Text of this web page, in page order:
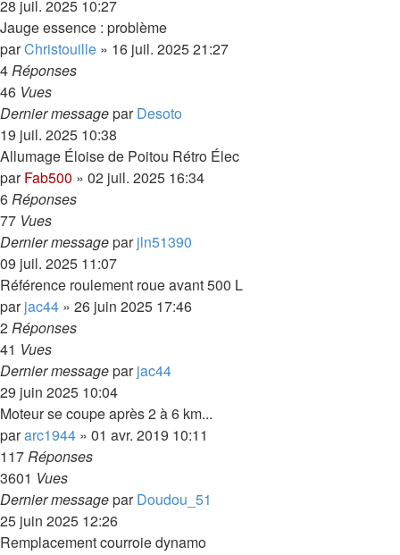
28 juil. 2025 10:27
Jauge essence : problème
parChristouille » 16 juil. 2025 21:27
4Réponses
46 Vues
Dernier messageparDesoto
19 juil. 2025 10:38
Allumage Éloise de Poitou Rétro Élec
parFab500 » 02 juil. 2025 16:34
6Réponses
77 Vues
Dernier messageparjln51390
09 juil. 2025 11:07
Référence roulement roue avant 500 L
parjac44 » 26 juin 2025 17:46
2Réponses
41 Vues
Dernier messageparjac44
29 juin 2025 10:04
Moteur se coupe après 2 à 6 km...
pararc1944 » 01 avr. 2019 10:11
117Réponses
3601 Vues
Dernier messageparDoudou_51
25 juin 2025 12:26
Remplacement courroie dynamo